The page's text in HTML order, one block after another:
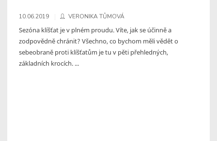
10.06.2019 VERONIKA TŮMOVÁ
Sezóna klíšťat je v plném proudu. Víte, jak se účinně a
zodpovědně chránit? Všechno, co bychom měli vědět o
sebeobraně proti klíšťatům je tu v pěti přehledných,
základních krocích. ...